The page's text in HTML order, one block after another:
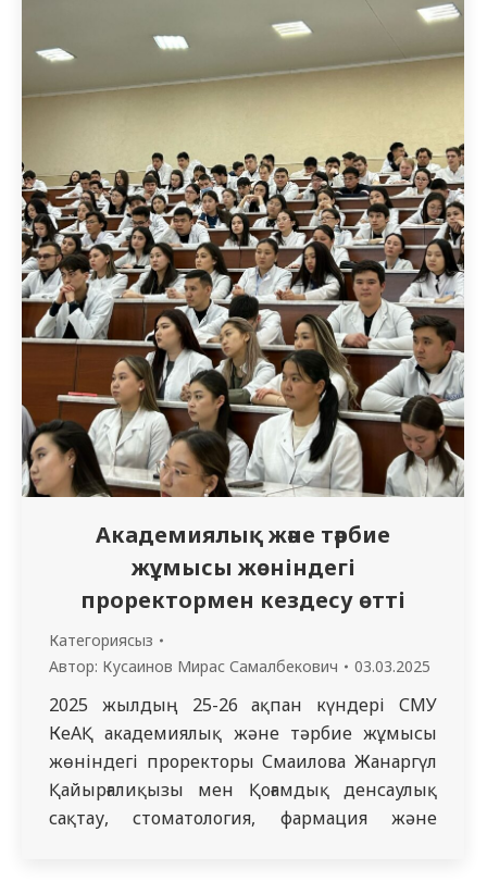
биологии; Габитова Риналия – отдел
дополнительного и…
Академиялық және тәрбие
жұмысы жөніндегі
проректормен кездесу өтті
Категориясыз
Автор: Кусаинов Мирас Самалбекович 03.03.2025
2025 жылдың 25-26 ақпан күндері СМУ
КеАҚ академиялық және тәрбие жұмысы
жөніндегі проректоры Смаилова Жанаргүл
Қайырғалиқызы мен Қоғамдық денсаулық
сақтау, стоматология, фармация және